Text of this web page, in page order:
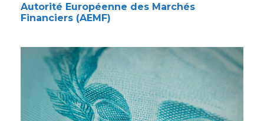
Autorité Européenne des Marchés
Financiers (AEMF)